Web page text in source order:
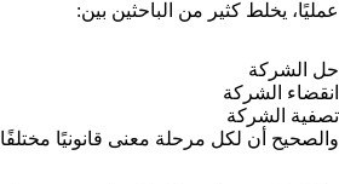
عمليًا، يخلط كثير من الباحثين بين:
حل الشركة
انقضاء الشركة
تصفية الشركة
والصحيح أن لكل مرحلة معنى قانونيًا